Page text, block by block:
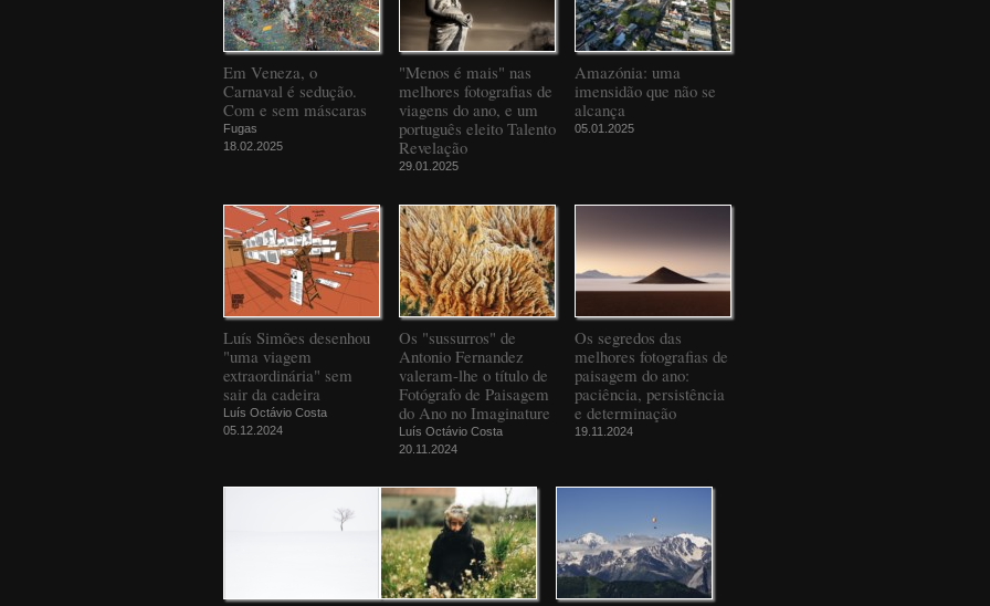
Em Veneza, o
Carnaval é sedução.
Com e sem máscaras
Fugas
18.02.2025
"Menos é mais" nas
melhores fotografias de
viagens do ano, e um
português eleito Talento
Revelação
29.01.2025
Amazónia: uma
imensidão que não se
alcança
05.01.2025
Luís Simões desenhou
"uma viagem
extraordinária" sem
sair da cadeira
Luís Octávio Costa
05.12.2024
Os "sussurros" de
Antonio Fernandez
valeram-lhe o título de
Fotógrafo de Paisagem
do Ano no Imaginature
Luís Octávio Costa
20.11.2024
Os segredos das
melhores fotografias de
paisagem do ano:
paciência, persistência
e determinação
19.11.2024